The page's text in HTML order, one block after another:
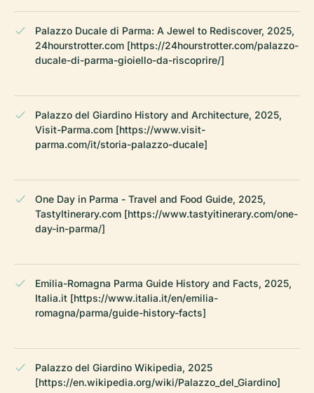
Palazzo Ducale di Parma: A Jewel to Rediscover, 2025,
24hourstrotter.com [https://24hourstrotter.com/palazzo-
ducale-di-parma-gioiello-da-riscoprire/]
Palazzo del Giardino History and Architecture, 2025,
Visit-Parma.com [https://www.visit-
parma.com/it/storia-palazzo-ducale]
One Day in Parma - Travel and Food Guide, 2025,
TastyItinerary.com [https://www.tastyitinerary.com/one-
day-in-parma/]
Emilia-Romagna Parma Guide History and Facts, 2025,
Italia.it [https://www.italia.it/en/emilia-
romagna/parma/guide-history-facts]
Palazzo del Giardino Wikipedia, 2025
[https://en.wikipedia.org/wiki/Palazzo_del_Giardino]